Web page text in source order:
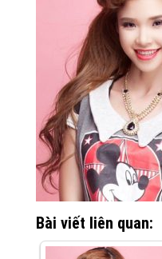
Bài viết liên quan: